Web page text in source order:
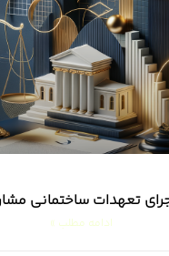
تعهدات ساختمانی
ادامه مطلب »